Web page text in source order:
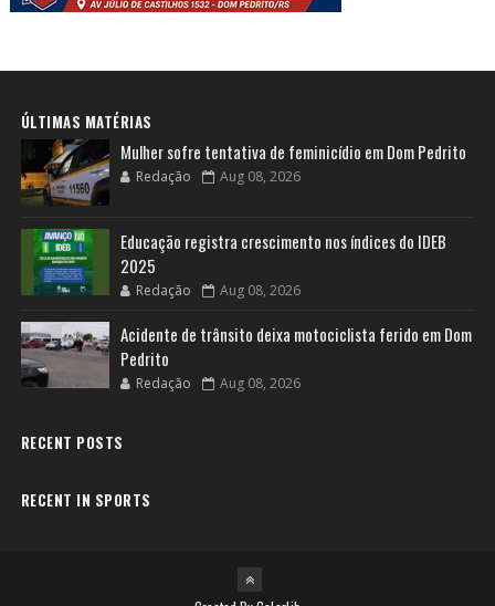
ÚLTIMAS MATÉRIAS
Mulher sofre tentativa de feminicídio em Dom Pedrito
Redação Aug 08, 2026
Educação registra crescimento nos índices do IDEB
2025
Redação Aug 08, 2026
Acidente de trânsito deixa motociclista ferido em Dom
Pedrito
Redação Aug 08, 2026
RECENT POSTS
RECENT IN SPORTS